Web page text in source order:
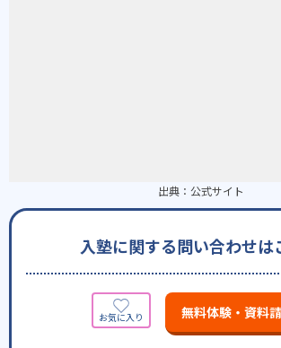
出典： 公式サイト
入塾に関する問い合わせは
無料体験・資料